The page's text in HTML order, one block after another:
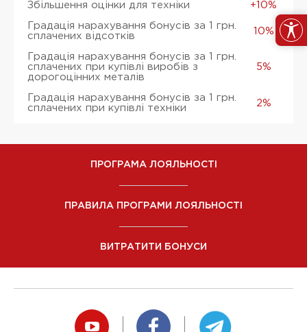
Збільшення оцінки для техніки +10%
Градація нарахування бонусів за 1 грн.
сплачених відсотків
10%
Градація нарахування бонусів за 1 грн.
сплачених при купівлі виробів з
дорогоцінних металів
5%
Градація нарахування бонусів за 1 грн.
сплачених при купівлі техніки
2%
ПРОГРАМА ЛОЯЛЬНОСТІ
ПРАВИЛА ПРОГРАМИ ЛОЯЛЬНОСТІ
ВИТРАТИТИ БОНУСИ